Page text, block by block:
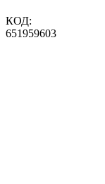
КОД:
651959603